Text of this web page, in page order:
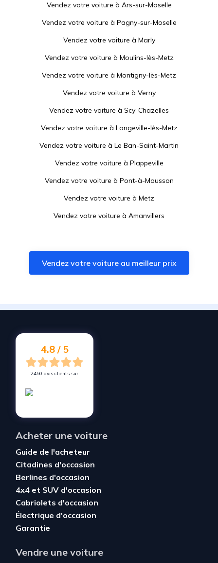
Vendez votre voiture à Ars-sur-Moselle
Vendez votre voiture à Pagny-sur-Moselle
Vendez votre voiture à Marly
Vendez votre voiture à Moulins-lès-Metz
Vendez votre voiture à Montigny-lès-Metz
Vendez votre voiture à Verny
Vendez votre voiture à Scy-Chazelles
Vendez votre voiture à Longeville-lès-Metz
Vendez votre voiture à Le Ban-Saint-Martin
Vendez votre voiture à Plappeville
Vendez votre voiture à Pont-à-Mousson
Vendez votre voiture à Metz
Vendez votre voiture à Amanvillers
Vendez votre voiture àWoippy
Vendez votre voiture àBlénod-lès-Pont-à-Mousson
Vendez votre voiture à
Vendez votre voiture au meilleur prix
4.8 / 5
2450 avis clients sur
Acheter une voiture
Guide de l'acheteur
Citadines d'occasion
Berlines d'occasion
4x4 et SUV d'occasion
Cabriolets d'occasion
Électrique d'occasion
Garantie
Vendre une voiture